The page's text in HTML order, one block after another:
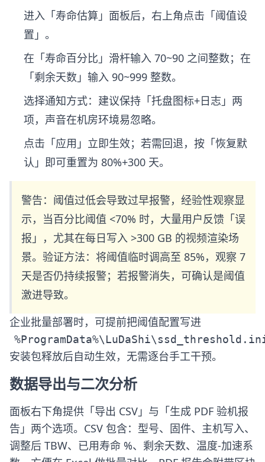
进入「寿命估算」面板后，右上角点击「阈值设
置」。
在「寿命百分比」滑杆输入 70~90 之间整数；在
「剩余天数」输入 90~999 整数。
选择通知方式：建议保持「托盘图标+日志」两
项，声音在机房环境易忽略。
点击「应用」立即生效；若需回退，按「恢复默
认」即可重置为 80%+300 天。
警告：阈值过低会导致过早报警，经验性观察显
示，当百分比阈值 <70% 时，大量用户反馈「误
报」，尤其在每日写入 >300 GB 的视频渲染场
景。验证方法：将阈值临时调高至 85%，观察 7
天是否仍持续报警；若报警消失，可确认是阈值
激进导致。
企业批量部署时，可提前把阈值配置写进
安装包释放后自动生效，无需逐台手工干预。
数据导出与二次分析
面板右下角提供「导出 CSV」与「生成 PDF 验机报
告」两个选项。CSV 包含：型号、固件、主机写入、
调整后 TBW、已用寿命 %、剩余天数、温度-加速系